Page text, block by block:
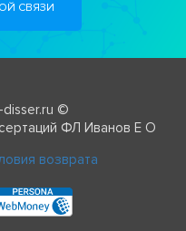
СВЯЗИ
©
ФЛ Иванов Е О
возврата